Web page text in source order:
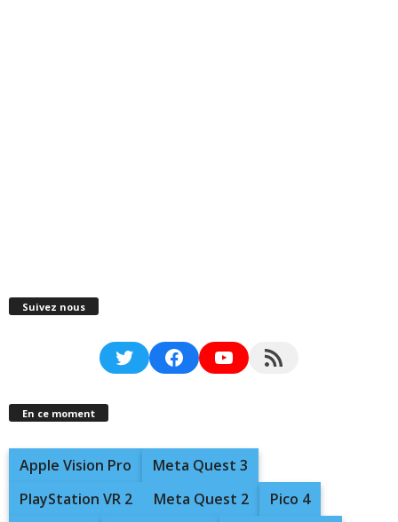
Suivez nous
TwitterFacebookYouTubeRSS Feed
En ce moment
Apple Vision Pro
Meta Quest 3
PlayStation VR 2
Meta Quest 2
Pico 4